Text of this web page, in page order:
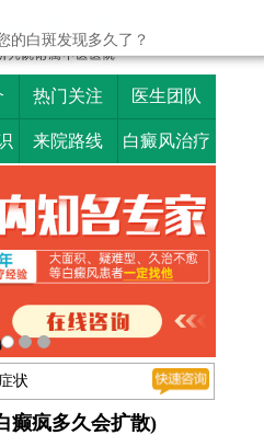
热门关注 医生团队
来院路线 白癜风治疗
状
癫疯多久会扩散)
的白斑发现多久了？